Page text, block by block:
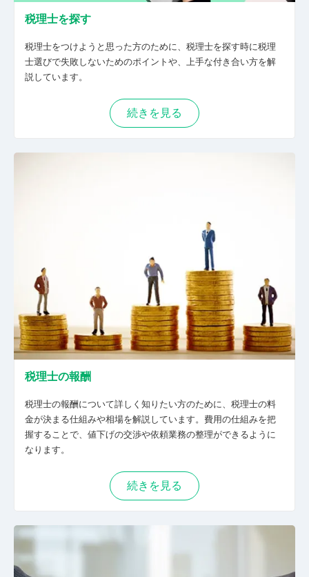
税理士を探す
税理士をつけようと思った方のために、税理士を探す時に税理
士選びで失敗しないためのポイントや、上手な付き合い方を解
説しています。
続きを見る
税理士の報酬
税理士の報酬について詳しく知りたい方のために、税理士の料
金が決まる仕組みや相場を解説しています。費用の仕組みを把
握することで、値下げの交渉や依頼業務の整理ができるように
なります。
続きを見る